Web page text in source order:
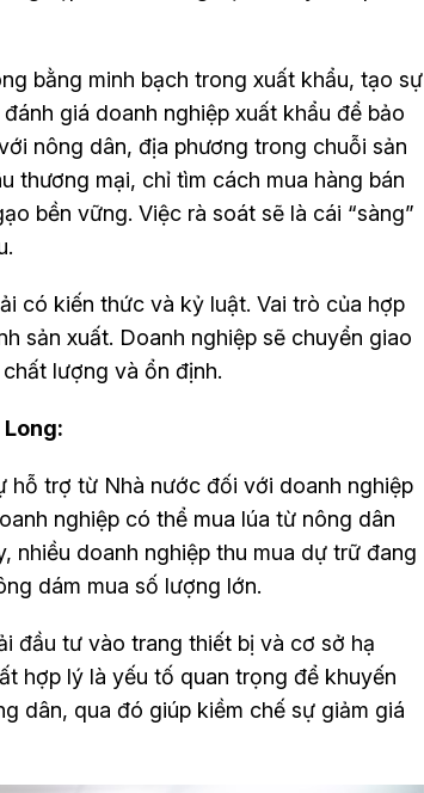
bằng minh bạch trong xuất khẩu, tạo sự
giá doanh nghiệp xuất khẩu để bảo
nông dân, địa phương trong chuỗi sản
thương mại, chỉ tìm cách mua hàng bán
bền vững. Việc rà soát sẽ là cái “sàng”
có kiến thức và kỷ luật. Vai trò của hợp
sản xuất. Doanh nghiệp sẽ chuyển giao
lượng và ổn định.
hỗ trợ từ Nhà nước đối với doanh nghiệp
nghiệp có thể mua lúa từ nông dân
nhiều doanh nghiệp thu mua dự trữ đang
dám mua số lượng lớn.
đầu tư vào trang thiết bị và cơ sở hạ
hợp lý là yếu tố quan trọng để khuyến
dân, qua đó giúp kiềm chế sự giảm giá